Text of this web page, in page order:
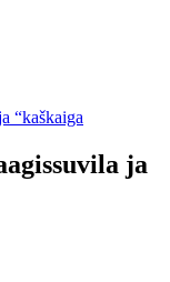
“kaškaiga
ja